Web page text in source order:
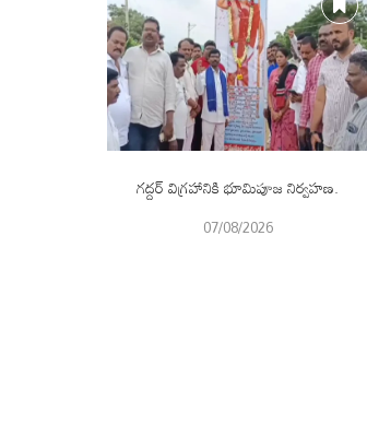
గద్దర్ విగ్రహానికి భూమిపూజ నిర్వహణ.
07/08/2026